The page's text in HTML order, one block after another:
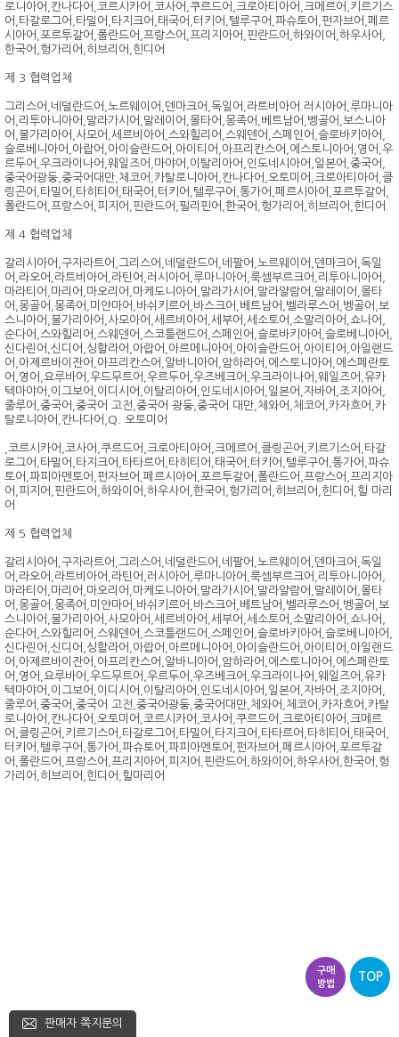
로니아어,칸나다어,코르시카어,코사어,쿠르드어,크로아티아어,크메르어,키르기스
어,타갈로그어,타밀어,타지크어,태국어,터키어,텔루구어,파슈토어,펀자브어,페르
시아어,포르투갈어,폴란드어,프랑스어,프리지아어,핀란드어,하와이어,하우사어,
한국어,헝가리어,히브리어,힌디어
제 3 협력업체
그리스어,네덜란드어,노르웨이어,덴마크어,독일어,라트비아어.러시아어,루마니아
어,리투아니아어,말라가시어,말레이어,몰타어,몽족어,베트남어,벵골어,보스니아
어,불가리아어,사모어,세르비아어,스와힐리어,스웨덴어,스페인어,슬로바키아어,
슬로베니아어,아랍어,아이슬란드어,아이티어,아프리칸스어,에스토니아어,영어,우
르두어,우크라이나어,웨일즈어,마야어,이탈리아어,인도네시아어,일본어,중국어,
중국어광둥,중국어대만,체코어,카탈로니아어,칸나다어,오토미어,크로아티아어,클
링곤어,타밀어,타히티어,태국어,터키어,텔루구어,통가어,페르시아어,포르투갈어,
폴란드어,프랑스어,피지어,핀란드어,필리핀어,한국어,헝가리어,히브리어,힌디어
제 4 협력업체
갈리시아어,구자라트어,그리스어,네덜란드어,네팔어,노르웨이어,덴마크어,독일
어,라오어,라트비아어,라틴어,러시아어,루마니아어,룩셈부르크어,리투아니아어,
마라티어,마리어,마오리어,마케도니아어,말라가시어,말라얄람어,말레이어,몰타
어,몽골어,몽족어,미얀마어,바쉬키르어,바스크어,베트남어,벨라루스어,벵골어,보
스니아어,불가리아어,사모아어,세르비아어,세부어,세소토어,소말리아어,쇼나어,
순다어,스와힐리어,스웨덴어,스코틀랜드어,스페인어,슬로바키아어,슬로베니아어,
신다린어,신디어,싱할라어,아랍어,아르메니아어,아이슬란드어,아이티어,아일랜드
어,아제르바이잔어,아프리칸스어,알바니아어,암하라어,에스토니아어,에스페란토
어,영어,요루바어,우드무트어,우르두어,우즈베크어,우크라이나어,웨일즈어,유카
텍마야어,이그보어,이디시어,이탈리아어,인도네시아어,일본어,자바어,조지아어,
줄루어,중국어,중국어 고전,중국어 광둥,중국어 대만,체와어,체코어,카자흐어,카
탈로니아어,칸나다어,Q. 오토미어
,코르시카어,코사어,쿠르드어,크로아티아어,크메르어,클링곤어,키르기스어,타갈
로그어,타밀어,타지크어,타타르어,타히티어,태국어,터키어,텔루구어,통가어,파슈
토어,파피아멘토어,펀자브어,페르시아어,포르투갈어,폴란드어,프랑스어,프리지아
어,피지어,핀란드어,하와이어,하우사어,한국어,헝가리어,히브리어,힌디어,힐 마리
어
제 5 협력업체
갈리시아어,구자라트어,그리스어,네덜란드어,네팔어,노르웨이어,덴마크어,독일
어,라오어,라트비아어,라틴어,러시아어,루마니아어,룩셈부르크어,리투아니아어,
마라티어,마리어,마오리어,마케도니아어,말라가시어,말라얄람어,말레이어,몰타
어,몽골어,몽족어,미얀마어,바쉬키르어,바스크어,베트남어,벨라루스어,벵골어,보
스니아어,불가리아어,사모아어,세르비아어,세부어,세소토어,소말리아어,쇼나어,
순다어,스와힐리어,스웨덴어,스코틀랜드어,스페인어,슬로바키아어,슬로베니아어,
신다린어,신디어,싱할라어,아랍어,아르메니아어,아이슬란드어,아이티어,아일랜드
어,아제르바이잔어,아프리칸스어,알바니아어,암하라어,에스토니아어,에스페란토
어,영어,요루바어,우드무트어,우르두어,우즈베크어,우크라이나어,웨일즈어,유카
텍마야어,이그보어,이디시어,이탈리아어,인도네시아어,일본어,자바어,조지아어,
줄루어,중국어,중국어 고전,중국어광둥,중국어대만,체와어,체코어,카자흐어,카탈
로니아어,칸나다어,오토미어,코르시카어,코사어,쿠르드어,크로아티아어,크메르
어,클링곤어,키르기스어,타갈로그어,타밀어,타지크어,타타르어,타히티어,태국어,
터키어,텔루구어,통가어,파슈토어,파피아멘토어,펀자브어,페르시아어,포르투갈
어,폴란드어,프랑스어,프리지아어,피지어,핀란드어,하와이어,하우사어,한국어,헝
가리어,히브리어,힌디어,힐마리어
판매자 쪽지문의
구매
방법
TOP